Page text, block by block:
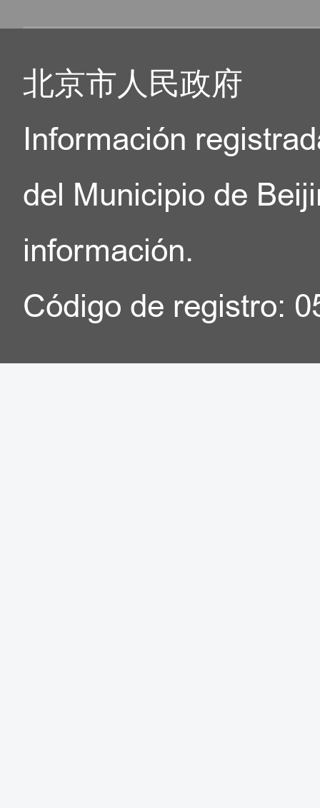
北京市人民政府
Información
del Municipio de
información.
Código de registro: